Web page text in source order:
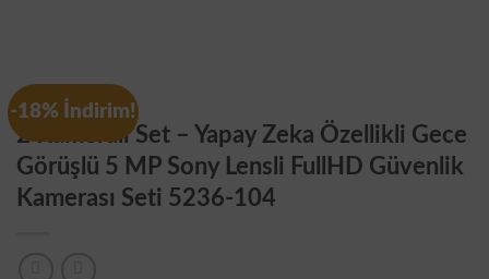
-18% İndirim!
Genel
2 Kameralı Set – Yapay Zeka Özellikli Gece
Görüşlü 5 MP Sony Lensli FullHD Güvenlik
Kamerası Seti 5236-104